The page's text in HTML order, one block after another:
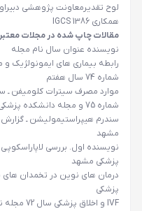
لوح تقدیرمعاونت پژوهشی
همکاری IGCS 1386
مقالات چاپ شده در مجلات معتبر
نویسنده عنوان سال نام مجله
شماره 74 سال هفتم
شماره 75 و مجله دانشکده پزشکی
مشهد
نویسنده اول
پزشکی مشهد
پزشکی
IVF و اخلاق پزشکی سال 72 مجله نبض